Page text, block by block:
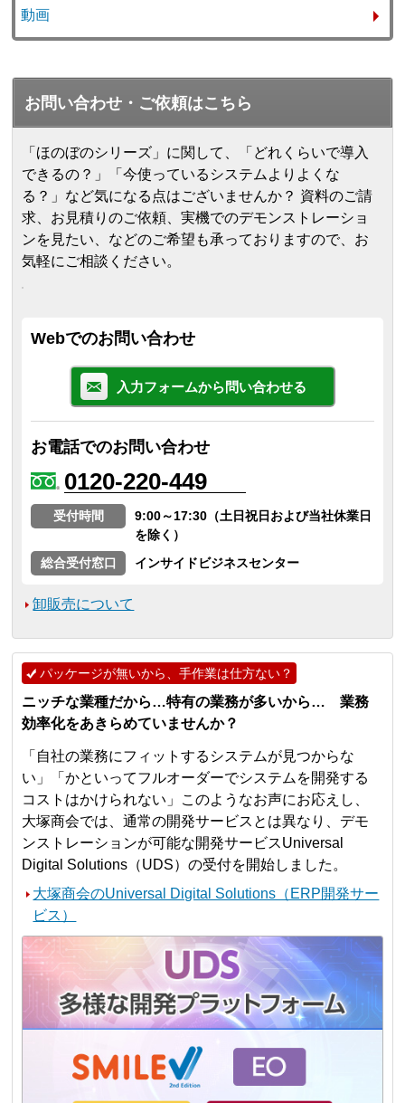
動画
お問い合わせ・ご依頼はこちら
「ほのぼのシリーズ」に関して、「どれくらいで導入
できるの？」「今使っているシステムよりよくな
る？」など気になる点はございませんか？ 資料のご請
求、お見積りのご依頼、実機でのデモンストレーショ
ンを見たい、などのご希望も承っておりますので、お
気軽にご相談ください。
Webでのお問い合わせ
入力フォームから問い合わせる
お電話でのお問い合わせ
0120-220-449
受付時間
9:00～17:30（土日祝日および当社休業日
を除く）
総合受付窓口
インサイドビジネスセンター
卸販売について
パッケージが無いから、手作業は仕方ない？
ニッチな業種だから…特有の業務が多いから… 業務
効率化をあきらめていませんか？
「自社の業務にフィットするシステムが見つからな
い」「かといってフルオーダーでシステムを開発する
コストはかけられない」このようなお声にお応えし、
大塚商会では、通常の開発サービスとは異なり、デモ
ンストレーションが可能な開発サービスUniversal
Digital Solutions（UDS）の受付を開始しました。
大塚商会のUniversal Digital Solutions（ERP開発サー
ビス）